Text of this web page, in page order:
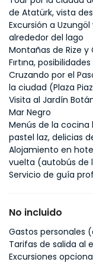
de Atatürk, vista
Excursión a
alrededor del lago
Montañas de Rize
Fırtına,
Cruzando por el
la ciudad (Plaza
Visita al Jardín
Mar Negro
Menús de la cocina
pastel laz, delicias
Alojamiento en
vuelta (autobús de
Servicio de guía
No incluido
Gastos personales
Tarifas de salida al
Excursiones